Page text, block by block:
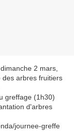
2 mars,
des arbres fruitiers
greffage (1h30)
d'arbres
journee-greffe